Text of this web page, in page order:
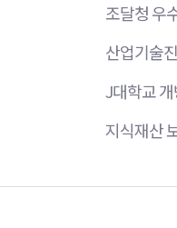
조달청 우
산업기술
J대학교
지식재산